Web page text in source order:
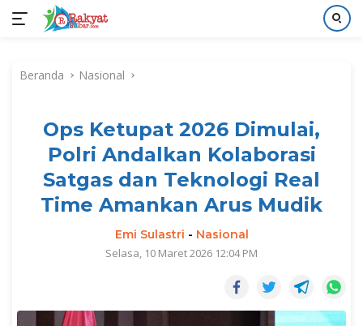
kontenBeranda Nasional
Ops Ketupat 2026 Dimulai,
Polri Andalkan Kolaborasi
Satgas dan Teknologi Real
Time Amankan Arus Mudik
Emi Sulastri - Nasional
Selasa, 10 Maret 2026 12:04 PM